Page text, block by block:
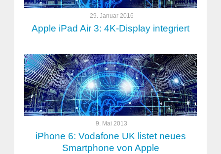
29. Januar 2016
Apple iPad Air 3: 4K-Display integriert
9. Mai 2013
iPhone 6: Vodafone UK listet neues
Smartphone von Apple